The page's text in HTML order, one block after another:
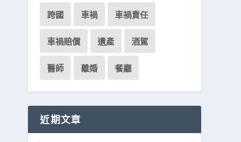
跨國 車禍 車禍責任
車禍賠償 遺產 酒駕
醫師 離婚 餐廳
近期文章